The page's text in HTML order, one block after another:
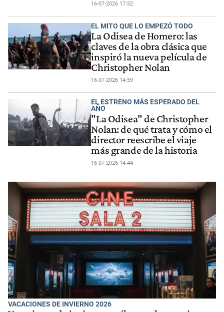
16-07-2026 17:52
EL MITO QUE LO EMPEZÓ TODO
La Odisea de Homero: las
claves de la obra clásica que
inspiró la nueva película de
Christopher Nolan
16-07-2026 14:59
EL ESTRENO MÁS ESPERADO DEL
AÑO
"La Odisea" de Christopher
Nolan: de qué trata y cómo el
director reescribe el viaje
más grande de la historia
16-07-2026 14:44
VACACIONES DE INVIERNO 2026